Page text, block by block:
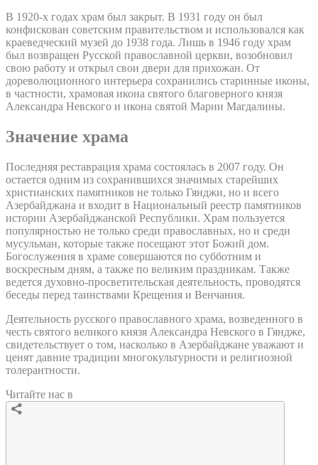
В 1920-х годах храм был закрыт. В 1931 году он был
конфискован советским правительством и использовался как
краеведческий музей до 1938 года. Лишь в 1946 году храм
был возвращен Русской православной церкви, возобновил
свою работу и открыл свои двери для прихожан. От
дореволюционного интерьера сохранились старинные иконы,
в частности, храмовая икона святого благоверного князя
Александра Невского и икона святой Марии Магдалины.
Значение храма
Последняя реставрация храма состоялась в 2007 году. Он
остается одним из сохранившихся значимых старейших
христианских памятников не только Гянджи, но и всего
Азербайджана и входит в Национальный реестр памятников
истории Азербайджанской Республики. Храм пользуется
популярностью не только среди православных, но и среди
мусульман, которые также посещают этот Божий дом.
Богослужения в храме совершаются по субботним и
воскресным дням, а также по великим праздникам. Также
ведется духовно-просветительская деятельность, проводятся
беседы перед таинствами Крещения и Венчания.
Деятельность русского православного храма, возведенного в
честь святого великого князя Александра Невского в Гяндже,
свидетельствует о том, насколько в Азербайджане уважают и
ценят давние традиции многокультурности и религиозной
толерантности.
Читайте нас в